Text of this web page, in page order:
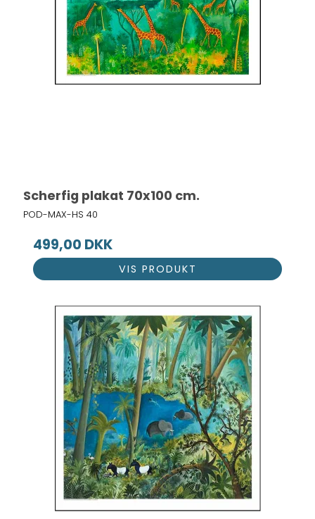
Scherfig plakat 70x100 cm.
POD-MAX-HS 40
499,00 DKK
VIS PRODUKT